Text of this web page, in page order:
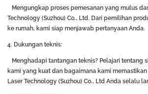
Mengungkap proses pemesanan yang mulus
Technology (Suzhou) Co., Ltd. Dari pemilihan
ke rumah, kami siap menjawab pertanyaan Anda.
4. Dukungan teknis:
Menghadapi tantangan teknis? Pelajari tentang
kami yang kuat dan bagaimana kami
Laser Technology (Suzhou) Co., Ltd Anda selalu